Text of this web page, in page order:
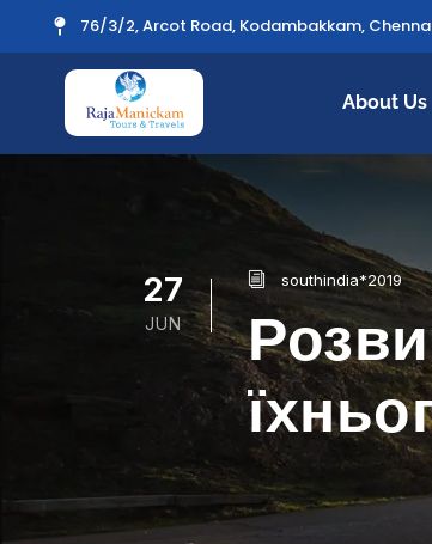
76/3/2, Arcot Road, Kodambakkam,
About Us
27
JUN
southindia*2019